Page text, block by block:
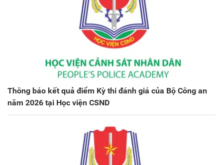
Thông báo kết quả điểm Kỳ thi đánh giá của Bộ Công an
năm 2026 tại Học viện CSND